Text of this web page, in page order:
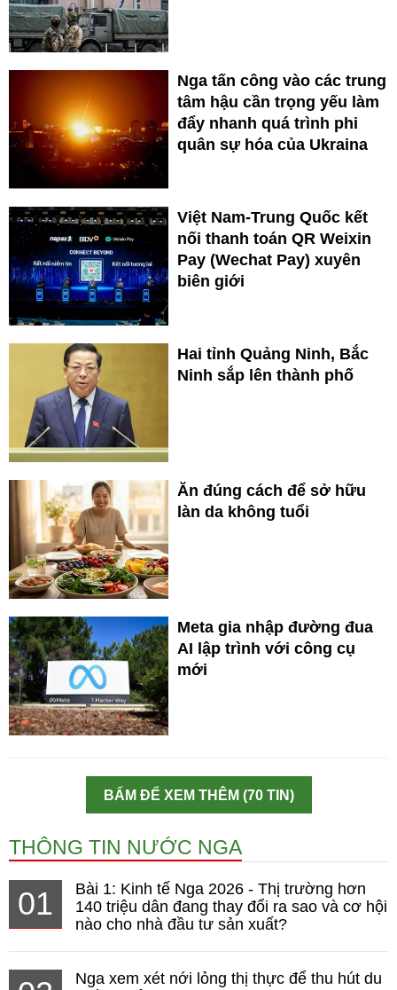
Nga tấn công vào các trung
tâm hậu cần trọng yếu làm
đẩy nhanh quá trình phi
quân sự hóa của Ukraina
Việt Nam-Trung Quốc kết
nối thanh toán QR Weixin
Pay (Wechat Pay) xuyên
biên giới
Hai tỉnh Quảng Ninh, Bắc
Ninh sắp lên thành phố
Ăn đúng cách để sở hữu
làn da không tuổi
Meta gia nhập đường đua
AI lập trình với công cụ
mới
BẤM ĐỂ XEM THÊM (70 TIN)
THÔNG TIN NƯỚC NGA
01
Bài 1: Kinh tế Nga 2026 - Thị trường hơn
140 triệu dân đang thay đổi ra sao và cơ hội
nào cho nhà đầu tư sản xuất?
Nga xem xét nới lỏng thị thực để thu hút du